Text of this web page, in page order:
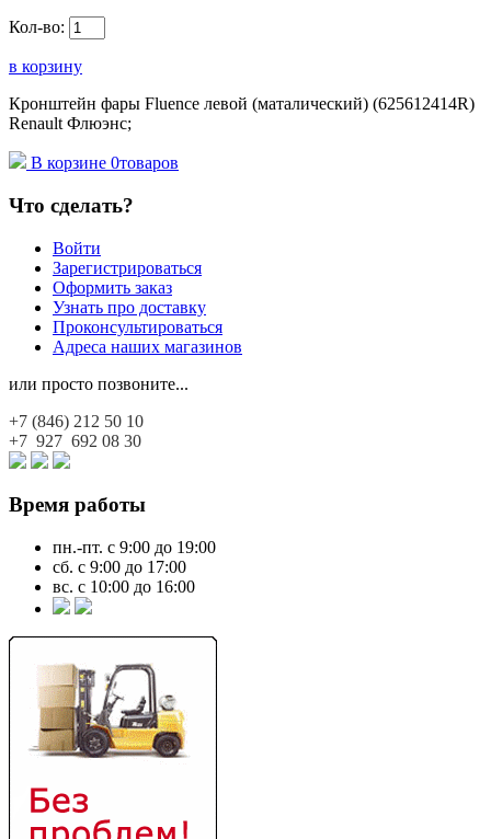
Кол-во:
в корзину
Кронштейн фары Fluence левой (маталический) (625612414R)
Renault Флюэнс;
В корзине 0товаров
Что сделать?
Войти
Зарегистрироваться
Оформить заказ
Узнать про доставку
Проконсультироваться
Адреса наших магазинов
или просто позвоните...
+7 (846) 212 50 10
+7 927 692 08 30
Время работы
пн.-пт. с 9:00 до 19:00
сб. с 9:00 до 17:00
вс. с 10:00 до 16:00